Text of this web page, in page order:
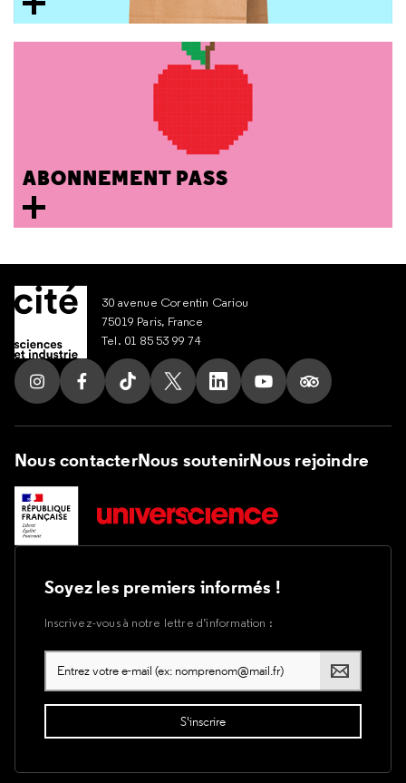
ABONNEMENT PASS
30 avenue Corentin Cariou
75019 Paris, France
Tel. 01 85 53 99 74
Suivez nous sur Instagram
Suivez nous sur Facebook
Suivez nous sur Tik Tok
Suivez nous sur X
Suivez nous sur LinkedIn
Suivez nous sur
Suivez nous
Nous contacterNous soutenirNous rejoindre
Soyez les premiers informés !
Inscrivez-vous à notre lettre d’information :